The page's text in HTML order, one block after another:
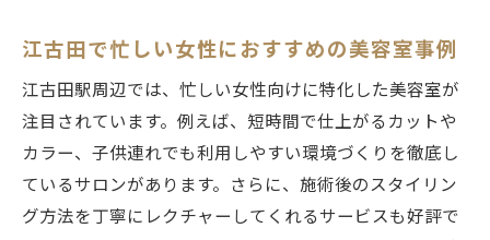
江古田で忙しい女性におすすめの美容室事例
江古田駅周辺では、忙しい女性向けに特化した美容室が
注目されています。例えば、短時間で仕上がるカットや
カラー、子供連れでも利用しやすい環境づくりを徹底し
ているサロンがあります。さらに、施術後のスタイリン
グ方法を丁寧にレクチャーしてくれるサービスも好評で